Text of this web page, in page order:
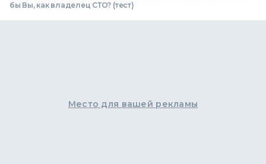
бы Вы, как владелец СТО? (тест)
Место для вашей рекламы